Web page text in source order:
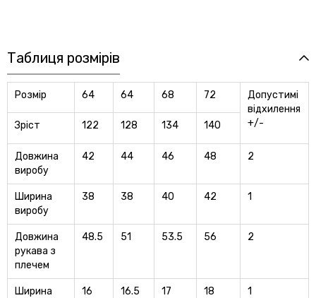
Таблиця розмірів
Розмір 64 64 68 72
Допустимi
вiдхилення
+/-
Зріст 122 128 134 140
Довжина
виробу
42 44 46 48 2
Ширина
виробу
38 38 40 42 1
Довжина
рукава з
плечем
48.5 51 53.5 56 2
Ширина
16 16.5 17 18 1